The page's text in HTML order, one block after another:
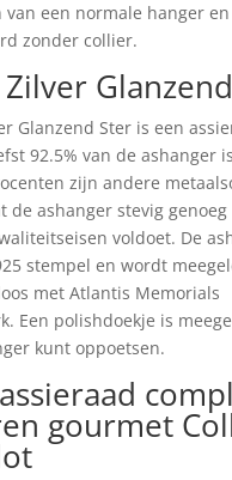
een normale hanger
zonder collier.
Glanzend Ster is een
92.5% van de ashanger
zijn andere
de ashanger stevig
voldoet. De
stempel en wordt
met Atlantis Memorials
Een polishdoekje is
kunt oppoetsen.
gourmet